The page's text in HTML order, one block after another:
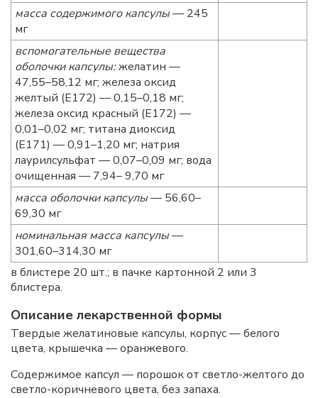
масса содержимого капсулы— 245
мг
вспомогательные вещества
оболочки капсулы:желатин —
47,55–58,12 мг; железа оксид
желтый (Е172) — 0,15–0,18 мг;
железа оксид красный (Е172) —
0,01–0,02 мг; титана диоксид
(Е171) — 0,91–1,20 мг; натрия
лаурилсульфат — 0,07–0,09 мг; вода
очищенная — 7,94– 9,70 мг
масса оболочки капсулы— 56,60–
69,30 мг
номинальная масса капсулы—
301,60–314,30 мг
в блистере 20 шт.; в пачке картонной 2 или 3
блистера.
Описание лекарственной формы
Твердые желатиновые капсулы, корпус — белого
цвета, крышечка — оранжевого.
Содержимое капсул — порошок от светло-желтого до
светло-коричневого цвета, без запаха.